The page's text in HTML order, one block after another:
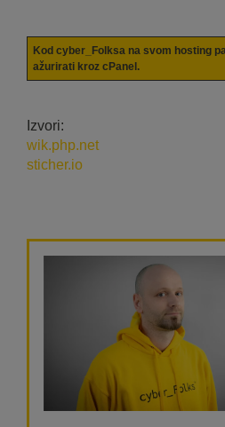
Kod cyber_Folksa na svom hosting
ažurirati kroz cPanel.
Izvori:
wik.php.net
sticher.io